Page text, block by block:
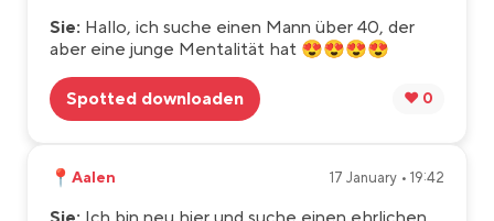
Sie: Hallo, ich suche einen Mann über 40, der
aber eine junge Mentalität hat 😍😍😍😍
Spotted downloaden ❤️ 0
📍 Aalen 17 January • 19:42